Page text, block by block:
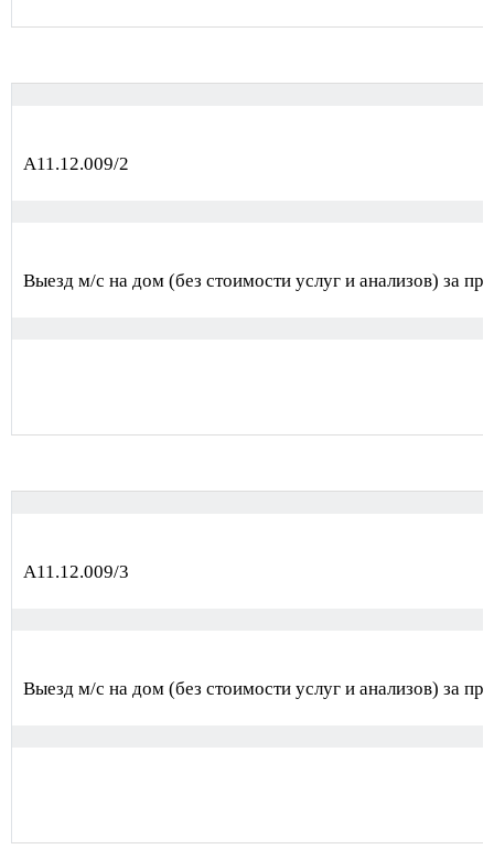
А11.12.009/2
Выезд м/с на дом (без стоимости услуг и анализов) за
А11.12.009/3
Выезд м/с на дом (без стоимости услуг и анализов) за